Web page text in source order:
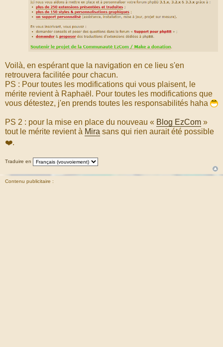
Voilà, en espérant que la navigation en ce lieu s'en
retrouvera facilitée pour chacun.
PS : Pour toutes les modifications qui vous plaisent, le
mérite revient à Raphaël. Pour toutes les modifications que
vous détestez, j'en prends toutes les responsabilités haha
PS 2 : pour la mise en place du nouveau « Blog EzCom »
tout le mérite revient à Mira sans qui rien aurait été possible
❤️.
Traduire en
Contenu publicitaire :